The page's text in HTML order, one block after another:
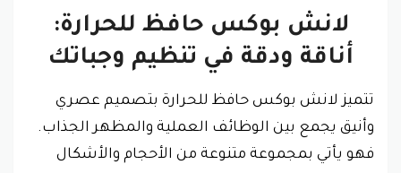
لانش بوكس حافظ للحرارة:
أناقة ودقة في تنظيم وجباتك
تتميز لانش بوكس حافظ للحرارة بتصميم عصري
وأنيق يجمع بين الوظائف العملية والمظهر الجذاب.
فهو يأتي بمجموعة متنوعة من الأحجام والأشكال